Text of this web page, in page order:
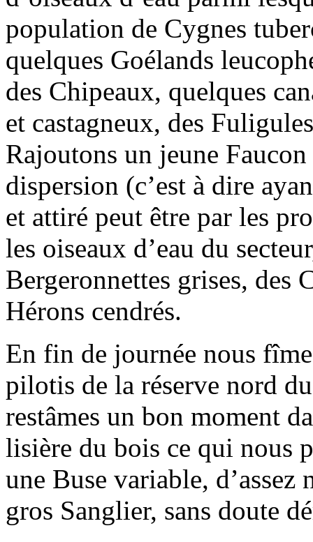
population de Cygnes
quelques Goélands
des Chipeaux, quelques
et castagneux, des
Rajoutons un jeune
dispersion (c’est à dire
et attiré peut être par les
les oiseaux d’eau du
Bergeronnettes grises, des
Hérons cendrés.
En fin de journée nous
pilotis de la réserve nord
restâmes un bon moment
lisière du bois ce qui nous
une Buse variable,
gros Sanglier, sans doute